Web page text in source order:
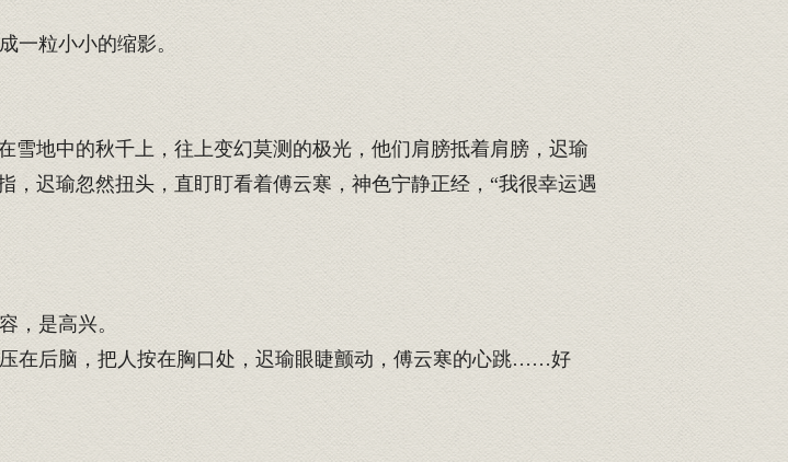
一粒小小的缩影。
地中的秋千上，往上变幻莫测的极光，他们肩膀抵着肩膀，迟瑜
迟瑜忽然扭头，直盯盯看着傅云寒，神色宁静正经，“我很幸运遇
，是高兴。
在后脑，把人按在胸口处，迟瑜眼睫颤动，傅云寒的心跳……好